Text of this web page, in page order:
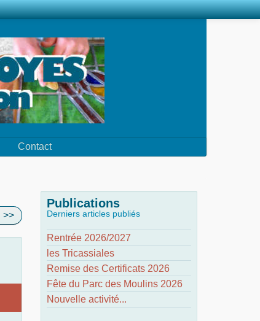
Contact
>>
Publications
Derniers articles publiés
Rentrée 2026/2027
les Tricassiales
Remise des Certificats 2026
Fête du Parc des Moulins 2026
Nouvelle activité...